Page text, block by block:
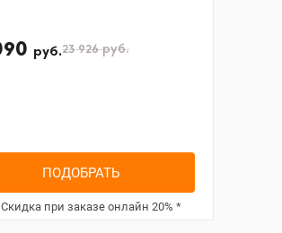
руб.23 926руб.
ПОДОБРАТЬ
Скидка при заказе онлайн 20% *